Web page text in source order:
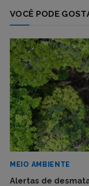
VOCÊ PODE
MEIO AMBIENTE
Alertas de